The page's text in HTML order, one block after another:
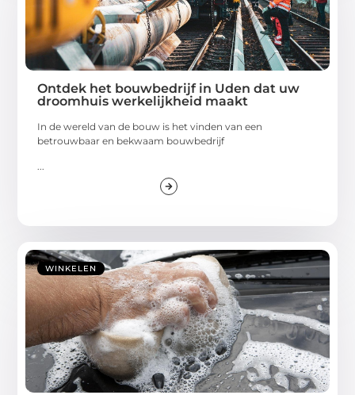
Ontdek het bouwbedrijf in Uden dat uw
droomhuis werkelijkheid maakt
In de wereld van de bouw is het vinden van een
betrouwbaar en bekwaam bouwbedrijf
...
WINKELEN